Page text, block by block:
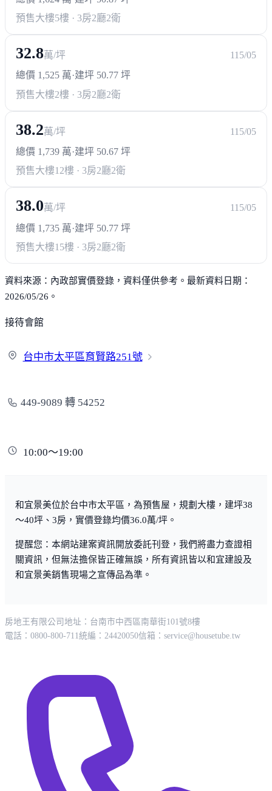
區公所
預售大樓5樓 · 3房2廳2衛
32.8萬/坪
115/05
總價 1,525 萬·建坪 50.77 坪
預售大樓2樓 · 3房2廳2衛
38.2萬/坪
115/05
總價 1,739 萬·建坪 50.67 坪
預售大樓12樓 · 3房2廳2衛
38.0萬/坪
115/05
總價 1,735 萬·建坪 50.77 坪
預售大樓15樓 · 3房2廳2衛
資料來源：內政部實價登錄，資料僅供參考。最新資料日期：
2026/05/26。
接待會館
台中市太平區育賢路251號
449-9089 轉 54252
10:00～19:00
和宜景美位於台中市太平區，為預售屋，規劃大樓，建坪38
～40坪、3房，實價登錄均價36.0萬/坪。
提醒您：本網站建案資訊開放委託刊登，我們將盡力查證相
關資訊，但無法擔保皆正確無誤，所有資訊皆以和宜建設及
和宜景美銷售現場之宣傳品為準。
房地王有限公司 地址：台南市中西區南華街101號8樓
電話：0800-800-711 統編：24420050信箱： service@housetube.tw